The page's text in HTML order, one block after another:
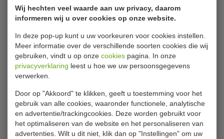
Wij hechten veel waarde aan uw privacy, daarom
informeren wij u over cookies op onze website.
In deze pop-up kunt u uw voorkeuren voor cookies instellen.
Meer informatie over de verschillende soorten cookies die wij
gebruiken, vindt u op onze cookies pagina. In onze
privacyverklaring leest u hoe we uw persoonsgegevens
verwerken.
Door op "Akkoord" te klikken, geeft u toestemming voor het
gebruik van alle cookies, waaronder functionele, analytische
en advertentie/trackingcookies. Deze worden gebruikt voor
het optimaliseren van de website en het personaliseren van
advertenties. Wilt u dit niet, klik dan op "Instellingen" om uw
Bartscher 2952271 horeca gasfornuis
6 branders electrische oven
De serie 900 Master is met haar hoogwaardige en
massieve RVS-uitvoering in CNS 18/10 de ideale keuze voor
de moderne profi-keuken met hoge eisen. Eerste klas,
flexibel en krachtig.
zijn bijgevoegd , tweecircuit-brander ,Piëzo-ontsteking,
branders met uitneembare lekbak.
Serie 900 Master Lees meer